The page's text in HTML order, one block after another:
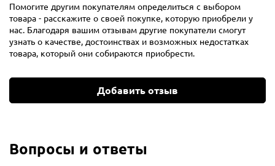
Помогите другим покупателям определиться с выбором
товара - расскажите о своей покупке, которую приобрели у
нас. Благодаря вашим отзывам другие покупатели смогут
узнать о качестве, достоинствах и возможных недостатках
товара, который они собираются приобрести.
Добавить отзыв
Вопросы и ответы